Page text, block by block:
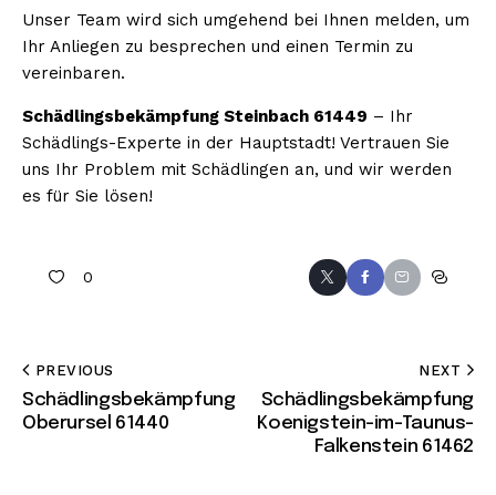
Unser Team wird sich umgehend bei Ihnen melden, um
Ihr Anliegen zu besprechen und einen Termin zu
vereinbaren.
Schädlingsbekämpfung Steinbach 61449 – Ihr
Schädlings-Experte in der Hauptstadt! Vertrauen Sie
uns Ihr Problem mit Schädlingen an, und wir werden
es für Sie lösen!
0
PREVIOUS
Schädlingsbekämpfung
Oberursel 61440
NEXT
Schädlingsbekämpfung
Koenigstein-im-Taunus-
Falkenstein 61462